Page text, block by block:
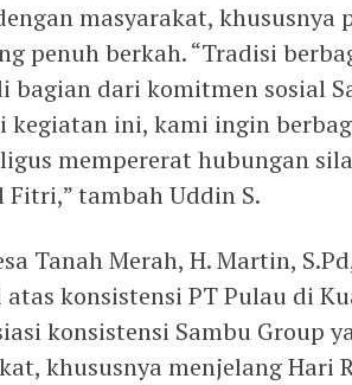
masyarakat, khususnya
penuh berkah. “Tradisi
bagian dari komitmen sosial
kegiatan ini, kami ingin
mempererat hubungan
tambah Uddin S.
Tanah Merah, H. Martin,
konsistensi PT Pulau di
konsistensi Sambu Group
khususnya menjelang Hari